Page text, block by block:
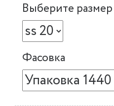
Выберите размер
Фасовка